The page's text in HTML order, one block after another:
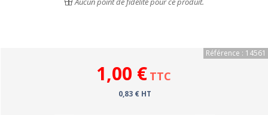
Référence : 14561
1,00 € TTC
0,83 € HT